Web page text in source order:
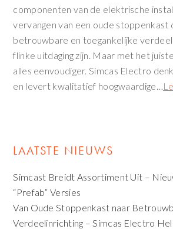
componenten van de elektrische
vervangen van een oude stoppenkast
betrouwbare en toegankelijke
flinke uitdaging zijn. Maar met het
alles eenvoudiger. Simcas Electro
en levert kwalitatief hoogwaardige…
LAATSTE NIEUWS
Simcast Breidt Assortiment Uit –
“Prefab” Versies
Van Oude Stoppenkast naar
Verdeelinrichting – Simcas Electro